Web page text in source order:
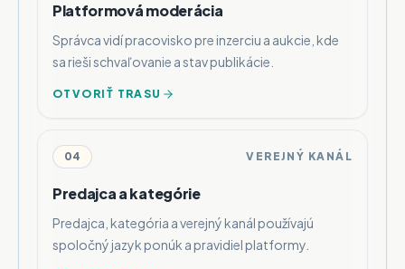
Platformová moderácia
Správca vidí pracovisko pre inzerciu a aukcie, kde
sa rieši schvaľovanie a stav publikácie.
OTVORIŤ TRASU
04 VEREJNÝ KANÁL
Predajca a kategórie
Predajca, kategória a verejný kanál používajú
spoločný jazyk ponúk a pravidiel platformy.